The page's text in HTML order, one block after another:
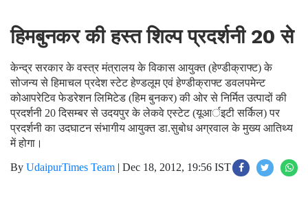
हिमबुनकर की हस्त शिल्प प्रदर्शनी 20 से
केन्द्र सरकार के वस्त्र मंत्रालय के विकास आयुक्त (हेण्डीक्राफ्ट) के
सोजन्य से हिमाचल प्रदेश स्टेट हेण्डलूम एवं हेण्डीक्राफ्ट डवलपमेन्ट
कोआपरेटिव फेडरेशन लिमिटेड (हिम बुनकर) की ओर से निर्मित उत्पादों की
प्रदर्शनी 20 दिसम्बर से उदयपुर के लेकवे एस्टेट (यूआर्इटी सर्किल) पर
प्रदर्शनी का उदघाटन संभागीय आयुक्त डा.सुबोध अग्रवाल के मुख्य आतिथ्य
में होगा।
By UdaipurTimes Team | Dec 18, 2012, 19:56 IST